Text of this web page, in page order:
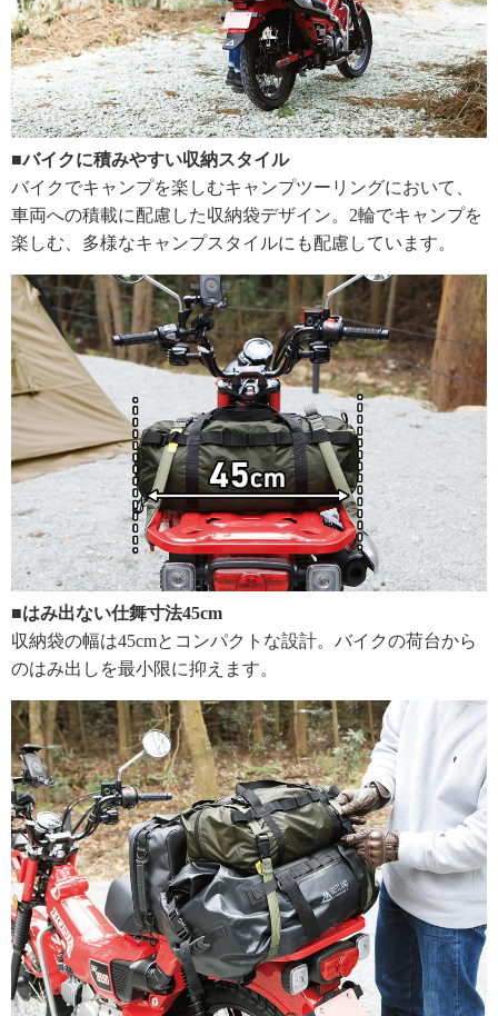
■バイクに積みやすい収納スタイル
バイクでキャンプを楽しむキャンプツーリングにおいて、
車両への積載に配慮した収納袋デザイン。2輪でキャンプを
楽しむ、多様なキャンプスタイルにも配慮しています。
■はみ出ない仕舞寸法45cm
収納袋の幅は45cmとコンパクトな設計。バイクの荷台から
のはみ出しを最小限に抑えます。